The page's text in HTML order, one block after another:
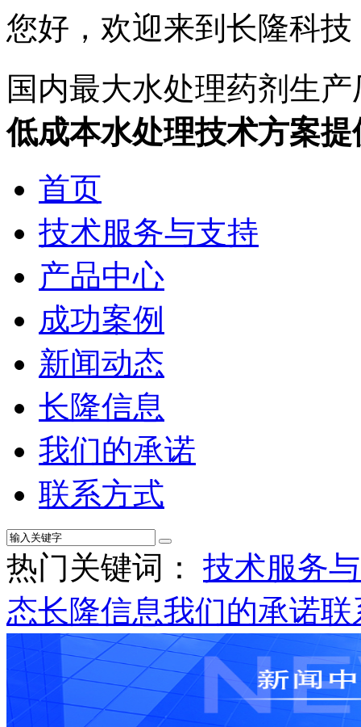
您好，欢迎来到长隆科技
国内最大水处理药剂生产
低成本水处理技术方案提
首页
技术服务与支持
产品中心
成功案例
新闻动态
长隆信息
我们的承诺
联系方式
热门关键词： 技术服务
态长隆信息我们的承诺联